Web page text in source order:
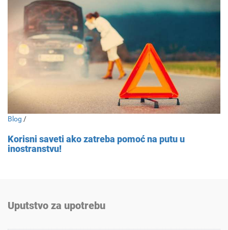
Blog /
Korisni saveti ako zatreba pomoć na putu u
inostranstvu!
Uputstvo za upotrebu